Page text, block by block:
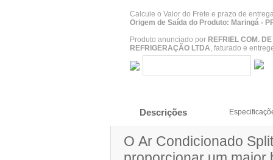
Calcule o Valor do Frete e prazo de
Origem de Saída do Produto: Maringá -
Produto anunciado por REFRIEL COM.
REFRIGERAÇÃO LTDA, faturado e
Descrições
O Ar Condicionado